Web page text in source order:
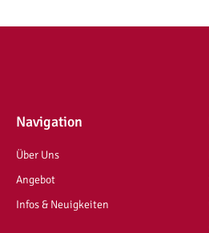
Navigation
Über Uns
Angebot
Infos & Neuigkeiten